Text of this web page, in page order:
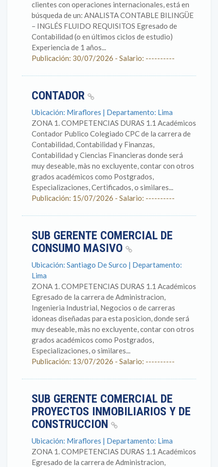
clientes con operaciones internacionales, está en
búsqueda de un: ANALISTA CONTABLE BILINGÜE
– INGLÉS FLUIDO REQUISITOS Egresado de
Contabilidad (o en últimos ciclos de estudio)
Experiencia de 1 años...
Publicación: 30/07/2026 - Salario: ----------
CONTADOR
Ubicación: Miraflores | Departamento: Lima
ZONA 1. COMPETENCIAS DURAS 1.1 Académicos
Contador Publico Colegiado CPC de la carrera de
Contabilidad, Contabilidad y Finanzas,
Contabilidad y Ciencias Financieras donde será
muy deseable, màs no excluyente, contar con otros
grados académicos como Postgrados,
Especializaciones, Certificados, o similares...
Publicación: 15/07/2026 - Salario: ----------
SUB GERENTE COMERCIAL DE
CONSUMO MASIVO
Ubicación: Santiago De Surco | Departamento:
Lima
ZONA 1. COMPETENCIAS DURAS 1.1 Académicos
Egresado de la carrera de Administracion,
Ingenieria Industrial, Negocios o de carreras
idoneas diseñadas para esta posicion, donde será
muy deseable, màs no excluyente, contar con otros
grados académicos como Postgrados,
Especializaciones, o similares...
Publicación: 13/07/2026 - Salario: ----------
SUB GERENTE COMERCIAL DE
PROYECTOS INMOBILIARIOS Y DE
CONSTRUCCION
Ubicación: Miraflores | Departamento: Lima
ZONA 1. COMPETENCIAS DURAS 1.1 Académicos
Egresado de la carrera de Administracion,